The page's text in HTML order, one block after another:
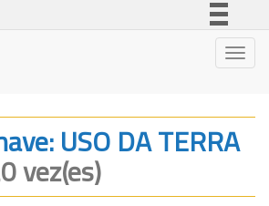
Legislação
USO DA TERRA
vez(es)